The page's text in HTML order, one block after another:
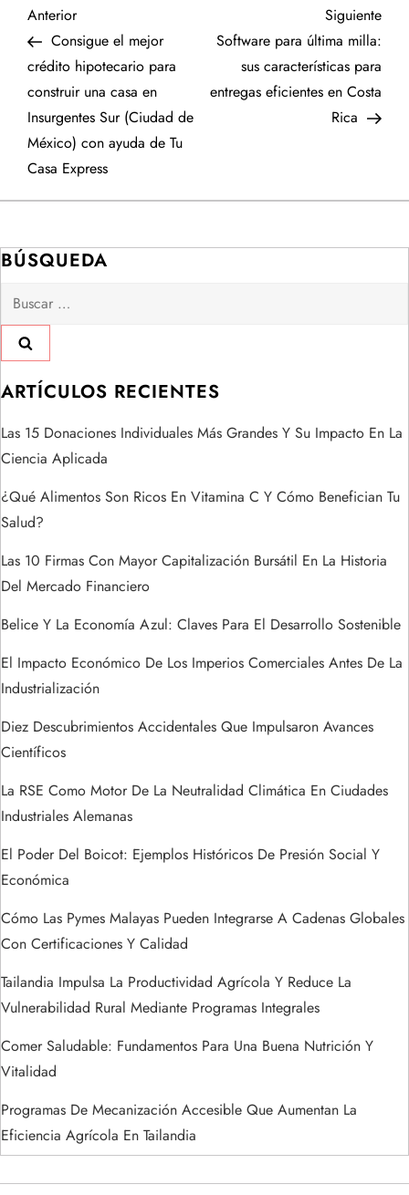
N
a
v
e
g
a
c
i
ó
n
d
e
e
n
t
r
a
d
a
Entrada
anterior
Anterior
Consigue el mejor
crédito hipotecario para
construir una casa en
Insurgentes Sur (Ciudad de
México) con ayuda de Tu
Casa Express
Siguiente
Software para última milla:
sus características para
entregas eficientes en Costa
Rica
BÚSQUEDA
Buscar:
ARTÍCULOS RECIENTES
Las 15 Donaciones Individuales Más Grandes Y Su Impacto En La
Ciencia Aplicada
¿Qué Alimentos Son Ricos En Vitamina C Y Cómo Benefician Tu
Salud?
Las 10 Firmas Con Mayor Capitalización Bursátil En La Historia
Del Mercado Financiero
Belice Y La Economía Azul: Claves Para El Desarrollo Sostenible
El Impacto Económico De Los Imperios Comerciales Antes De La
Industrialización
Diez Descubrimientos Accidentales Que Impulsaron Avances
Científicos
La RSE Como Motor De La Neutralidad Climática En Ciudades
Industriales Alemanas
El Poder Del Boicot: Ejemplos Históricos De Presión Social Y
Económica
Cómo Las Pymes Malayas Pueden Integrarse A Cadenas Globales
Con Certificaciones Y Calidad
Tailandia Impulsa La Productividad Agrícola Y Reduce La
Vulnerabilidad Rural Mediante Programas Integrales
Comer Saludable: Fundamentos Para Una Buena Nutrición Y
Vitalidad
Programas De Mecanización Accesible Que Aumentan La
Eficiencia Agrícola En Tailandia